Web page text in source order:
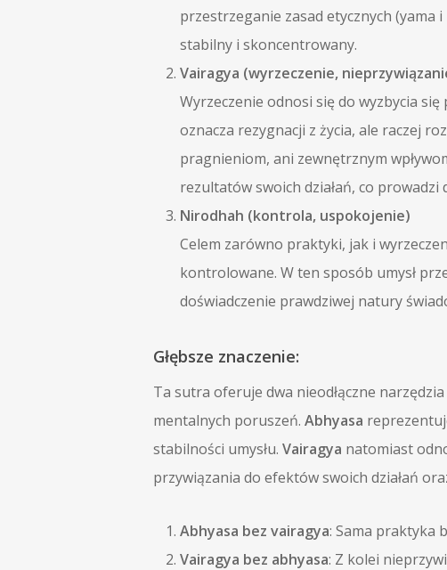
przestrzeganie zasad etycznych (yama
stabilny i skoncentrowany.
Vairagya (wyrzeczenie,
Wyrzeczenie odnosi się do wyzbycia
oznacza rezygnacji z życia, ale raczej
pragnieniom, ani zewnętrznym
rezultatów swoich działań, co prowadzi
Nirodhah (kontrola, uspokojenie)
Celem zarówno praktyki, jak i
kontrolowane. W ten sposób umysł
doświadczenie prawdziwej natury
Głębsze znaczenie:
Ta sutra oferuje dwa nieodłączne
mentalnych poruszeń. Abhyasa
stabilności umysłu. Vairagya natomiast
przywiązania do efektów swoich działań
Abhyasa bez vairagya: Sama praktyka
Vairagya bez abhyasa: Z kolei